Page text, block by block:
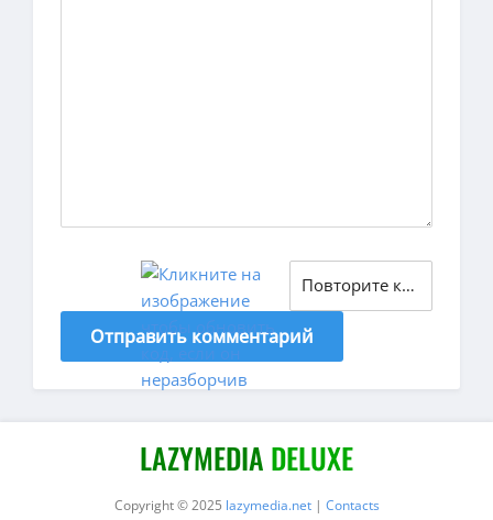
Отправить комментарий
LAZYMEDIA DELUXE
Copyright © 2025 lazymedia.net| Contacts